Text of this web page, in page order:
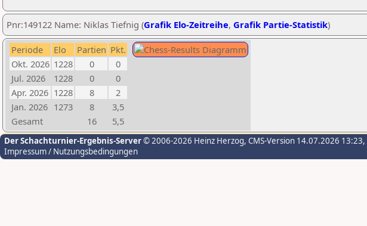
Pnr:149122 Name: Niklas Tiefnig (Grafik Elo-Zeitreihe, Grafik Partie-Statistik)
Periode Elo Partien Pkt.
Okt. 2026 1228 0
0
Jul. 2026
1228 0
0
Apr. 2026 1228 8
2
Jan. 2026 1273 8
3,5
Gesamt
16 5,5
Der Schachturnier-Ergebnis-Server© 2006-2026 Heinz Herzog, CMS-Version 14.07.2026 13:23,
Impressum / Nutzungsbedingungen